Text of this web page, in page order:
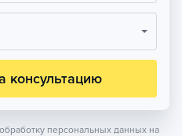
консультацию
персональных данных на